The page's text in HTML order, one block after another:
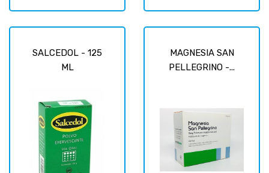
SALCEDOL - 125
ML
MAGNESIA SAN
PELLEGRINO -...